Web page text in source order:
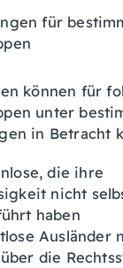
für
können für
unter
in Betracht
die ihre
nicht
haben
Ausländer
die